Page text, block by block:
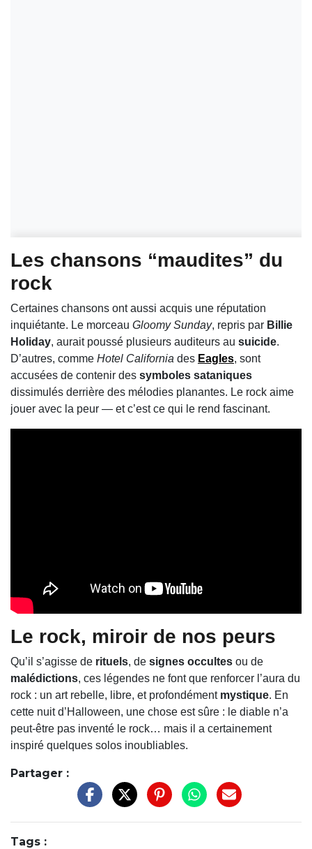
Les chansons “maudites” du
rock
Certaines chansons ont aussi acquis une réputation
inquiétante. Le morceau Gloomy Sunday, repris par Billie
Holiday, aurait poussé plusieurs auditeurs au suicide.
D’autres, comme Hotel California des Eagles, sont
accusées de contenir des symboles sataniques
dissimulés derrière des mélodies planantes. Le rock aime
jouer avec la peur — et c’est ce qui le rend fascinant.
Le rock, miroir de nos peurs
Qu’il s’agisse de rituels, de signes occultes ou de
malédictions, ces légendes ne font que renforcer l’aura du
rock : un art rebelle, libre, et profondément mystique. En
cette nuit d’Halloween, une chose est sûre : le diable n’a
peut-être pas inventé le rock… mais il a certainement
inspiré quelques solos inoubliables.
Partager :
Tags :